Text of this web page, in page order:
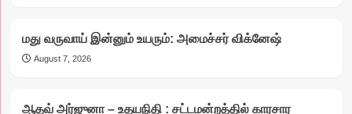
மது வருவாய் இன்னும் உயரும்: அமைச்சர் விக்னேஷ்
August 7, 2026
ஆதவ் அர்ஜுனா – உதயநிதி : சட்டமன்றத்தில் காரசார